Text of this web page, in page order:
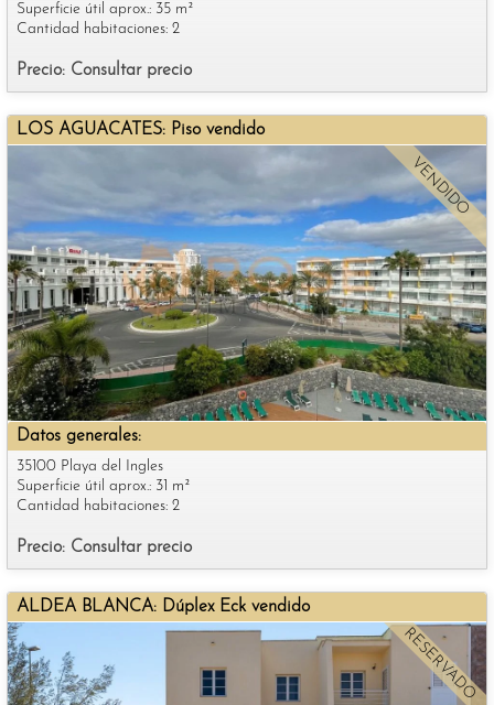
Precio: Consultar precio
Superficie útil aprox.: 35 m²
Cantidad habitaciones: 2
LOS AGUACATES: Piso vendido
VENDIDO
Datos generales:
35100 Playa del Ingles
Precio: Consultar precio
Superficie útil aprox.: 31 m²
Cantidad habitaciones: 2
ALDEA BLANCA: Dúplex Eck vendido
RESERVADO